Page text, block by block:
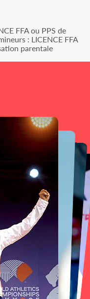
FFA ou PPS de
: LICENCE FFA
parentale